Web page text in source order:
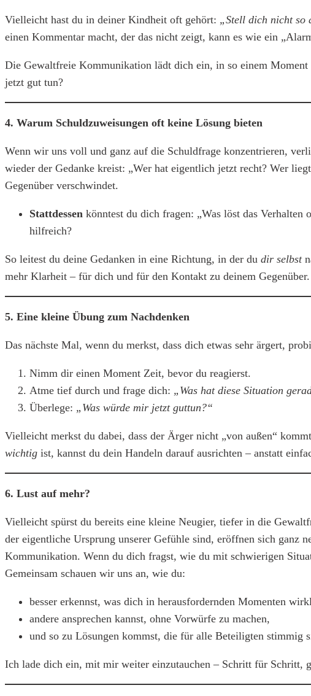
Vielleicht hast du in deiner Kindheit oft gehört: „Stell dich nicht so
einen Kommentar macht, der das nicht zeigt, kann es wie ein
Die Gewaltfreie Kommunikation lädt dich ein, in so einem Moment
jetzt gut tun?
4. Warum Schuldzuweisungen oft keine Lösung bieten
Wenn wir uns voll und ganz auf die Schuldfrage konzentrieren,
wieder der Gedanke kreist: „Wer hat eigentlich jetzt recht? Wer
Gegenüber verschwindet.
Stattdessen könntest du dich fragen: „Was löst das
hilfreich?
So leitest du deine Gedanken in eine Richtung, in der du dir selbst
mehr Klarheit – für dich und für den Kontakt zu deinem Gegenüber.
5. Eine kleine Übung zum Nachdenken
Das nächste Mal, wenn du merkst, dass dich etwas sehr ärgert,
Nimm dir einen Moment Zeit, bevor du reagierst.
Atme tief durch und frage dich: „Was hat diese Situation
Überlege: „Was würde mir jetzt guttun?“
Vielleicht merkst du dabei, dass der Ärger nicht „von außen“
wichtig ist, kannst du dein Handeln darauf ausrichten – anstatt
6. Lust auf mehr?
Vielleicht spürst du bereits eine kleine Neugier, tiefer in die
der eigentliche Ursprung unserer Gefühle sind, eröffnen sich
Kommunikation. Wenn du dich fragst, wie du mit schwierigen
Gemeinsam schauen wir uns an, wie du:
besser erkennst, was dich in herausfordernden Momenten
andere ansprechen kannst, ohne Vorwürfe zu machen,
und so zu Lösungen kommst, die für alle Beteiligten stimmig
Ich lade dich ein, mit mir weiter einzutauchen – Schritt für Schritt,